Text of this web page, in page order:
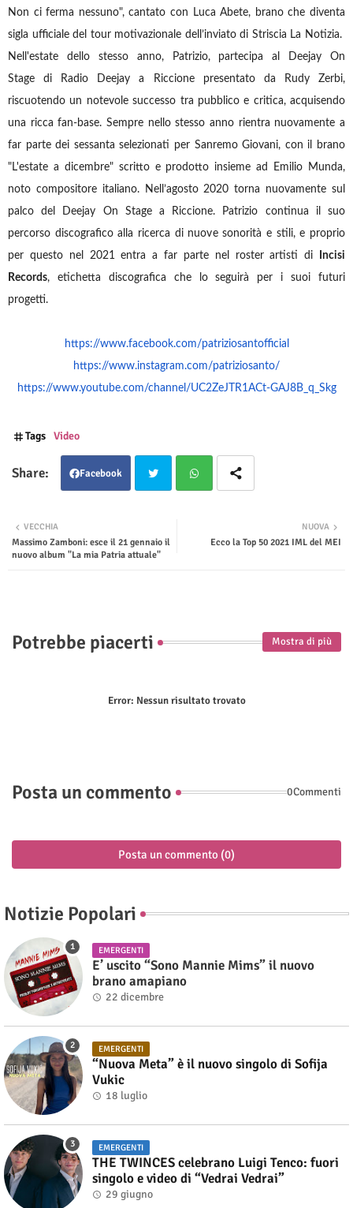
Non ci ferma nessuno", cantato con Luca Abete, brano che diventa
sigla ufficiale del tour motivazionale dell’inviato di Striscia La Notizia.
Nell'estate dello stesso anno, Patrizio, partecipa al Deejay On
Stage di Radio Deejay a Riccione presentato da Rudy Zerbi,
riscuotendo un notevole successo tra pubblico e critica, acquisendo
una ricca fan-base. Sempre nello stesso anno rientra nuovamente a
far parte dei sessanta selezionati per Sanremo Giovani, con il brano
"L'estate a dicembre" scritto e prodotto insieme ad Emilio Munda,
noto compositore italiano. Nell’agosto 2020 torna nuovamente sul
palco del Deejay On Stage a Riccione. Patrizio continua il suo
percorso discografico alla ricerca di nuove sonorità e stili, e proprio
per questo nel 2021 entra a far parte nel roster artisti di
Incisi
Records, etichetta discografica che lo seguirà per i suoi futuri
progetti.
https://www.facebook.com/patriziosantofficial
https://www.instagram.com/patriziosanto/
https://www.youtube.com/channel/UC2ZeJTR1ACt-GAJ8B_q_Skg
Tags Video
Facebook
ter
NUOVA
Ecco la Top 50 2021 IML del MEI
VECCHIA
Massimo Zamboni: esce il 21 gennaio il
nuovo album "La mia Patria attuale"
Potrebbe piacerti Mostra di più
Error: Nessun risultato trovato
Posta un commento 0Commenti
Posta un commento (0)
Notizie Popolari
EMERGENTI
E’ uscito “Sono Mannie Mims” il nuovo
brano amapiano
22 dicembre
EMERGENTI
“Nuova Meta” è il nuovo singolo di Sofija
Vukic
18 luglio
EMERGENTI
THE TWINCES celebrano Luigi Tenco: fuori
singolo e video di “Vedrai Vedrai”
29 giugno